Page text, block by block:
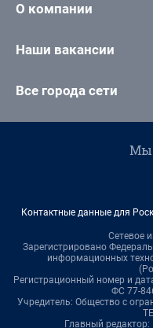
О компании
Наши вакансии
Все города сети
Мы
Контактные данные для
Сетевое
Зарегистрировано
информационных
Регистрационный номер и
ФС 77-
Учредитель: Общество с
Главный